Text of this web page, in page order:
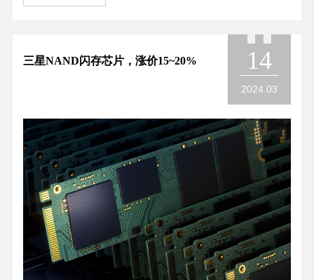
三星NAND闪存芯片，涨价15~20% 14
2024.03